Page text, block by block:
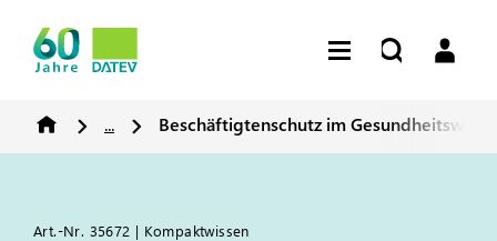
... Beschäftigtenschutz im
Art.-Nr. 35672 | Kompaktwissen